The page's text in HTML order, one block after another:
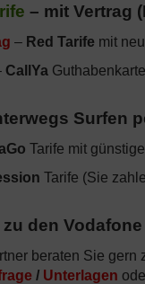
– mit Vertrag
– Red Tarife mit
CallYa
Surfen
Tarife mit
Tarife (Sie
zu den
beraten Sie
/ Unterlagen